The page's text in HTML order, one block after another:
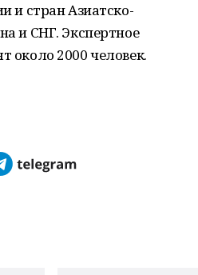
и стран Азиатско-
и СНГ. Экспертное
около 2000 человек.